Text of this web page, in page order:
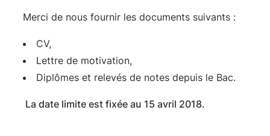
Merci de nous fournir les documents suivants :
CV,
Lettre de motivation,
Diplômes et relevés de notes depuis le Bac.
La date limite est fixée au 15 avril 2018.